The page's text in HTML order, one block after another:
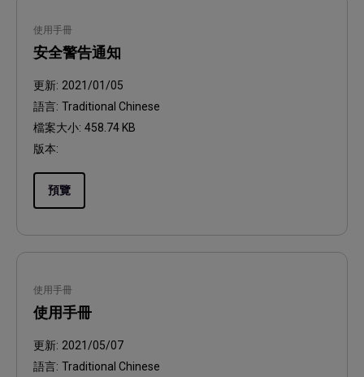
使用手冊
安全警告通知
更新: 2021/01/05
語言: Traditional Chinese
檔案大小: 458.74 KB
版本:
預覽
使用手冊
使用手冊
更新: 2021/05/07
語言: Traditional Chinese